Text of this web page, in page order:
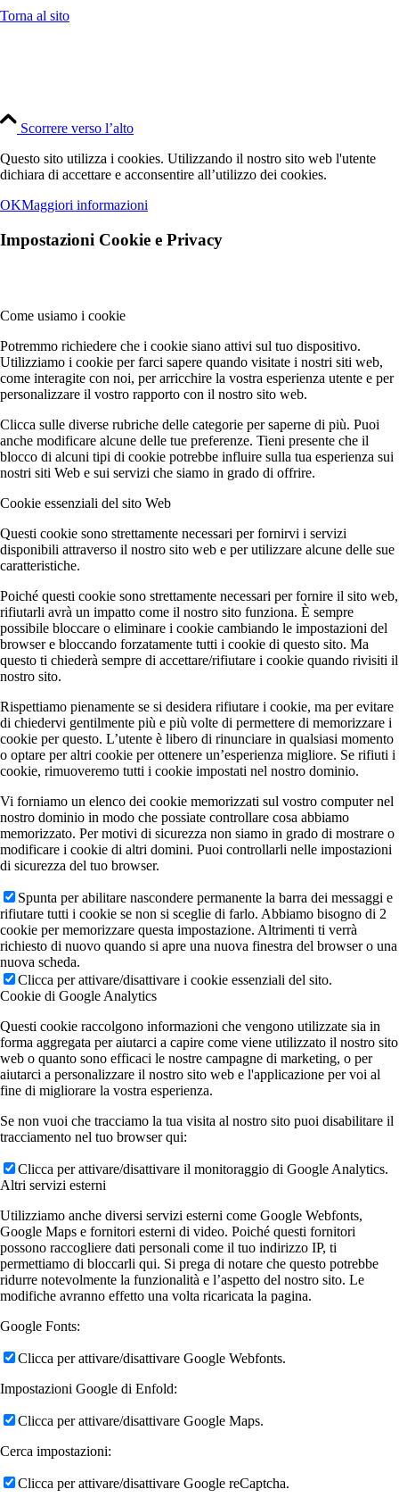
Torna al sito
Scorrere verso l’alto
Questo sito utilizza i cookies. Utilizzando il nostro sito web l'utente
dichiara di accettare e acconsentire all’utilizzo dei cookies.
OKMaggiori informazioni
Impostazioni Cookie e Privacy
Come usiamo i cookie
Potremmo richiedere che i cookie siano attivi sul tuo dispositivo.
Utilizziamo i cookie per farci sapere quando visitate i nostri siti web,
come interagite con noi, per arricchire la vostra esperienza utente e per
personalizzare il vostro rapporto con il nostro sito web.
Clicca sulle diverse rubriche delle categorie per saperne di più. Puoi
anche modificare alcune delle tue preferenze. Tieni presente che il
blocco di alcuni tipi di cookie potrebbe influire sulla tua esperienza sui
nostri siti Web e sui servizi che siamo in grado di offrire.
Cookie essenziali del sito Web
Questi cookie sono strettamente necessari per fornirvi i servizi
disponibili attraverso il nostro sito web e per utilizzare alcune delle sue
caratteristiche.
Poiché questi cookie sono strettamente necessari per fornire il sito web,
rifiutarli avrà un impatto come il nostro sito funziona. È sempre
possibile bloccare o eliminare i cookie cambiando le impostazioni del
browser e bloccando forzatamente tutti i cookie di questo sito. Ma
questo ti chiederà sempre di accettare/rifiutare i cookie quando rivisiti il
nostro sito.
Rispettiamo pienamente se si desidera rifiutare i cookie, ma per evitare
di chiedervi gentilmente più e più volte di permettere di memorizzare i
cookie per questo. L’utente è libero di rinunciare in qualsiasi momento
o optare per altri cookie per ottenere un’esperienza migliore. Se rifiuti i
cookie, rimuoveremo tutti i cookie impostati nel nostro dominio.
Vi forniamo un elenco dei cookie memorizzati sul vostro computer nel
nostro dominio in modo che possiate controllare cosa abbiamo
memorizzato. Per motivi di sicurezza non siamo in grado di mostrare o
modificare i cookie di altri domini. Puoi controllarli nelle impostazioni
di sicurezza del tuo browser.
Spunta per abilitare nascondere permanente la barra dei messaggi e
rifiutare tutti i cookie se non si sceglie di farlo. Abbiamo bisogno di 2
cookie per memorizzare questa impostazione. Altrimenti ti verrà
richiesto di nuovo quando si apre una nuova finestra del browser o una
nuova scheda.
Clicca per attivare/disattivare i cookie essenziali del sito.
Cookie di Google Analytics
Questi cookie raccolgono informazioni che vengono utilizzate sia in
forma aggregata per aiutarci a capire come viene utilizzato il nostro sito
web o quanto sono efficaci le nostre campagne di marketing, o per
aiutarci a personalizzare il nostro sito web e l'applicazione per voi al
fine di migliorare la vostra esperienza.
Se non vuoi che tracciamo la tua visita al nostro sito puoi disabilitare il
tracciamento nel tuo browser qui:
Clicca per attivare/disattivare il monitoraggio di Google Analytics.
Altri servizi esterni
Utilizziamo anche diversi servizi esterni come Google Webfonts,
Google Maps e fornitori esterni di video. Poiché questi fornitori
possono raccogliere dati personali come il tuo indirizzo IP, ti
permettiamo di bloccarli qui. Si prega di notare che questo potrebbe
ridurre notevolmente la funzionalità e l’aspetto del nostro sito. Le
modifiche avranno effetto una volta ricaricata la pagina.
Google Fonts:
Clicca per attivare/disattivare Google Webfonts.
Impostazioni Google di Enfold:
Clicca per attivare/disattivare Google Maps.
Cerca impostazioni:
Clicca per attivare/disattivare Google reCaptcha.